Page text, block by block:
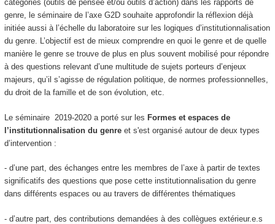
catégories (outils de pensée et/ou outils d’action) dans les rapports de
genre, le séminaire de l’axe G2D souhaite approfondir la réflexion déjà
initiée aussi à l’échelle du laboratoire sur les logiques d’institutionnalisation
du genre. L’objectif est de mieux comprendre en quoi le genre et de quelle
manière le genre se trouve de plus en plus souvent mobilisé pour répondre
à des questions relevant d’une multitude de sujets porteurs d’enjeux
majeurs, qu’il s’agisse de régulation politique, de normes professionnelles,
du droit de la famille et de son évolution, etc.
Le séminaire 2019-2020 a porté sur les Formes et espaces de
l’institutionnalisation du genreet s'est organisé autour de deux types
d’intervention :
- d’une part, des échanges entre les membres de l’axe à partir de textes
significatifs des questions que pose cette institutionnalisation du genre
dans différents espaces ou au travers de différentes thématiques
- d’autre part, des contributions demandées à des collègues extérieur.e.s